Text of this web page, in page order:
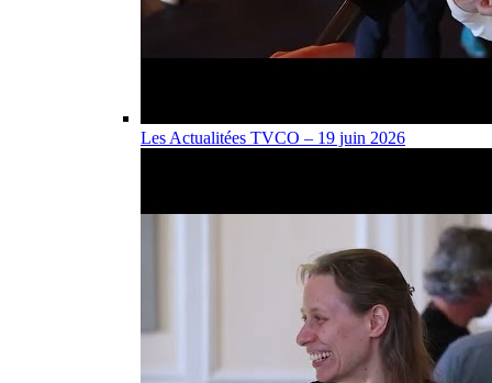
Les Actualitées TVCO – 19 juin 2026